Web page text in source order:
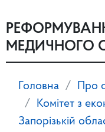
МЕДИЧНОГО
Головна
Про
Комітет з
Запорізькій